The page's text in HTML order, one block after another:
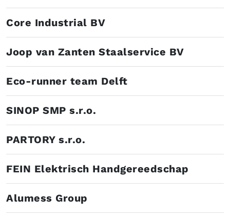
Core Industrial BV
Joop van Zanten Staalservice BV
Eco-runner team Delft
SINOP SMP s.r.o.
PARTORY s.r.o.
FEIN Elektrisch Handgereedschap
Alumess Group